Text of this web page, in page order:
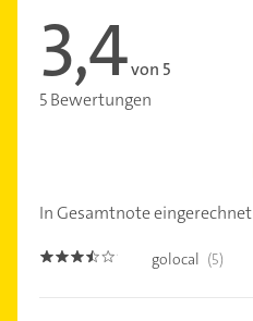
3,4von 5
5 Bewertungen
In Gesamtnote eingerechnet
3.4 golocal (5)